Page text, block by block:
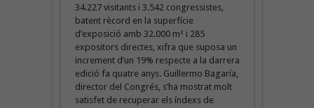
34.227 visitants i 3.542 congressistes,
batent rècord en la superfície
d’exposició amb 32.000 m² i 285
expositors directes, xifra que suposa un
increment d’un 19% respecte a la darrera
edició fa quatre anys. Guillermo Bagaría,
director del Congrés, s’ha mostrat molt
satisfet de recuperar els índexs de